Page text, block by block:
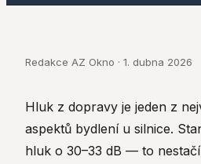
Redakce AZ Okno · 1. dubna 2026
Hluk z dopravy je jeden z
aspektů bydlení u silnice.
hluk o 30–33 dB — to